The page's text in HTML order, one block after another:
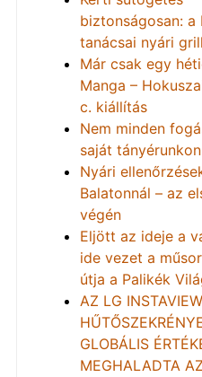
biztonságosan: a
tanácsai nyári
Már csak egy
Manga –
c. kiállítás
Nem minden
saját
Nyári
Balatonnál – az
végén
Eljött az ideje a
ide vezet a
útja a Palikék
AZ LG
GLOBÁLIS
MEGHALADTA